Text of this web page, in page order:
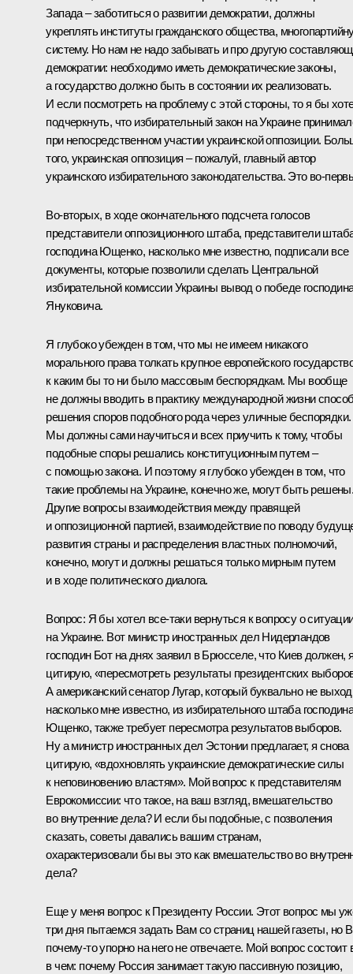
Запада – заботиться о развитии демократии, должны
укреплять институты гражданского общества,
систему. Но нам не надо забывать и про другую
демократии: необходимо иметь демократические законы,
а государство должно быть в состоянии их реализовать.
И если посмотреть на проблему с этой стороны, то я бы
подчеркнуть, что избирательный закон на Украине
при непосредственном участии украинской оппозиции.
того, украинская оппозиция – пожалуй, главный автор
украинского избирательного законодательства. Это
Во‑вторых, в ходе окончательного подсчета голосов
представители оппозиционного штаба, представители
господина Ющенко, насколько мне известно, подписали все
документы, которые позволили сделать Центральной
избирательной комиссии Украины вывод о победе
Януковича.
Я глубоко убежден в том, что мы не имеем никакого
морального права толкать крупное европейского
к каким бы то ни было массовым беспорядкам. Мы вообще
не должны вводить в практику международной жизни
решения споров подобного рода через уличные беспорядки.
Мы должны сами научиться и всех приучить к тому, чтобы
подобные споры решались конституционным путем –
с помощью закона. И поэтому я глубоко убежден в том, что
такие проблемы на Украине, конечно же, могут быть
Другие вопросы взаимодействия между правящей
и оппозиционной партией, взаимодействие по поводу
развития страны и распределения властных полномочий,
конечно, могут и должны решаться только мирным путем
и в ходе политического диалога.
Вопрос: Я бы хотел все‑таки вернуться к вопросу о
на Украине. Вот министр иностранных дел Нидерландов
господин Бот на днях заявил в Брюсселе, что Киев должен,
цитирую, «пересмотреть результаты президентских
А американский сенатор Лугар, который буквально не
насколько мне известно, из избирательного штаба
Ющенко, также требует пересмотра результатов выборов.
Ну а министр иностранных дел Эстонии предлагает, я снова
цитирую, «вдохновлять украинские демократические силы
к неповиновению властям». Мой вопрос к представителям
Еврокомиссии: что такое, на ваш взгляд, вмешательство
во внутренние дела? И если бы подобные, с позволения
сказать, советы давались вашим странам,
охарактеризовали бы вы это как вмешательство во
дела?
Еще у меня вопрос к Президенту России. Этот вопрос мы
три дня пытаемся задать Вам со страниц нашей газеты, но
почему‑то упорно на него не отвечаете. Мой вопрос состоит
в чем: почему Россия занимает такую пассивную позицию,